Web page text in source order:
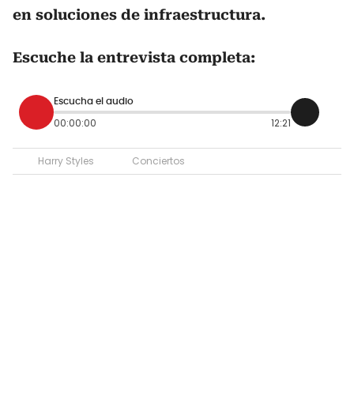
en soluciones de infraestructura.
Escuche la entrevista completa:
Escucha el audio
00:00:00 12:21
Harry Styles Conciertos